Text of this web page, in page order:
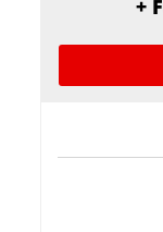
+